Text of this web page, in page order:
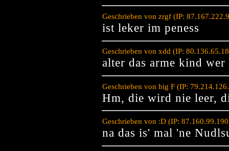
Geschrieben von zrgf (IP:
ist leker im peness
Geschrieben von xdd (IP:
alter das arme kind
Geschrieben von big F (IP:
Hm, die wird nie leer,
Geschrieben von :D (IP:
na das is' mal 'ne